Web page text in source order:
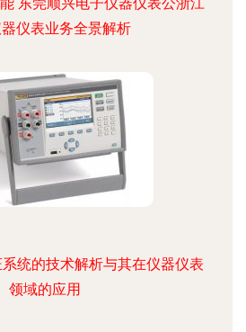
仪表业务全景解析
统的技术解析与其在仪器仪表
领域的应用